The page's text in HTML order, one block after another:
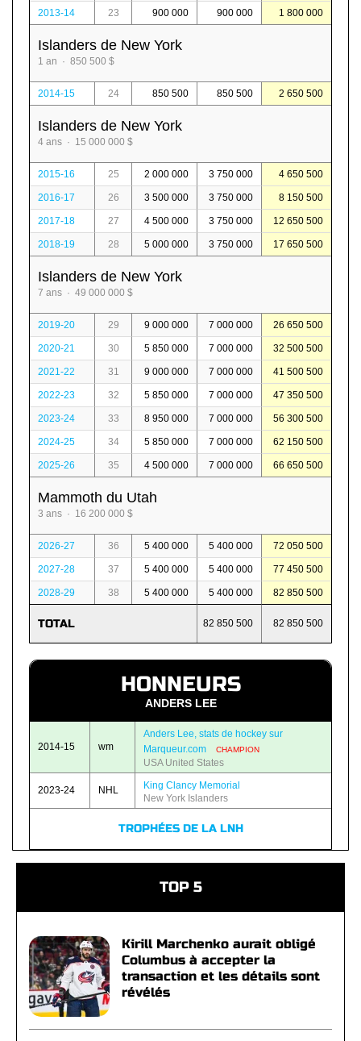
2013-14 23 900 000 900 000 1 800 000
Islanders de New York
1 an · 850 500 $
2014-15 24 850 500 850 500 2 650 500
Islanders de New York
4 ans · 15 000 000 $
2015-16 25 2 000 000 3 750 000 4 650 500
2016-17 26 3 500 000 3 750 000 8 150 500
2017-18 27 4 500 000 3 750 000 12 650 500
2018-19 28 5 000 000 3 750 000 17 650 500
Islanders de New York
7 ans · 49 000 000 $
2019-20 29 9 000 000 7 000 000 26 650 500
2020-21 30 5 850 000 7 000 000 32 500 500
2021-22 31 9 000 000 7 000 000 41 500 500
2022-23 32 5 850 000 7 000 000 47 350 500
2023-24 33 8 950 000 7 000 000 56 300 500
2024-25 34 5 850 000 7 000 000 62 150 500
2025-26 35 4 500 000 7 000 000 66 650 500
Mammoth du Utah
3 ans · 16 200 000 $
2026-27 36 5 400 000 5 400 000 72 050 500
2027-28 37 5 400 000 5 400 000 77 450 500
2028-29 38 5 400 000 5 400 000 82 850 500
TOTAL 82 850 500 82 850 500
HONNEURS
ANDERS LEE
2014-15 wm
Anders Lee, stats de hockey sur
Marqueur.com
CHAMPION
USA United States
2023-24 NHL
King Clancy Memorial
New York Islanders
TROPHÉES DE LA LNH
TOP 5
Kirill Marchenko aurait obligé
Columbus à accepter la
transaction et les détails sont
révélés